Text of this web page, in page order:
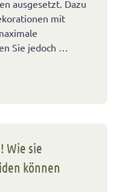
ausgesetzt. Dazu
mit
Sie jedoch …
Wie sie
können